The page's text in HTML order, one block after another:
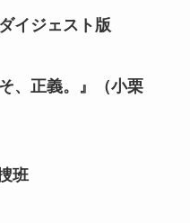
イジェスト版
、正義。』（小栗
班